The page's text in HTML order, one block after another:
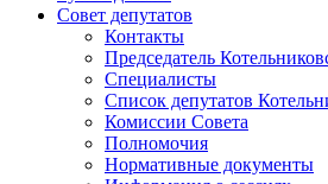
Совет депутатов
Контакты
Председатель
Специалисты
Список депутатов
Комиссии Совета
Полномочия
Нормативные документы